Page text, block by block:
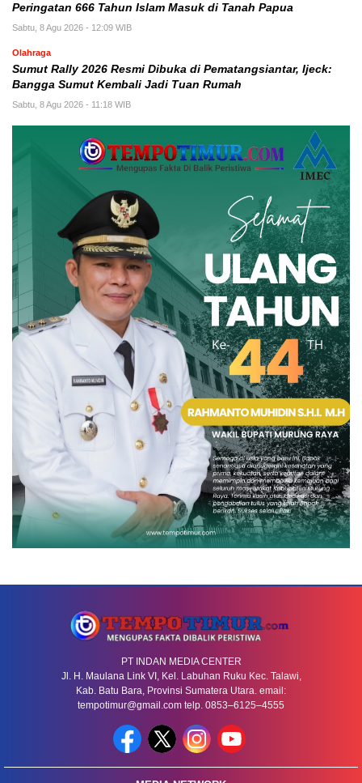
Peringatan 666 Tahun Islam Masuk di Tanah Papua
Sabtu, 8 Agu 2026 - 12:09 WIB
Olahraga
Sumut Rally 2026 Resmi Dibuka di Pematangsiantar, Ijeck:
Bangga Sumut Kembali Jadi Tuan Rumah
Sabtu, 8 Agu 2026 - 11:18 WIB
PT INDAN MEDIA CENTER
Jl. H. Maulana Link VI, Kel. Labuhan Ruku Kec. Talawi,
Kab. Batu Bara, Provinsi Sumatera Utara. email:
tempotimur@gmail.com telp. 0853–6125–4555